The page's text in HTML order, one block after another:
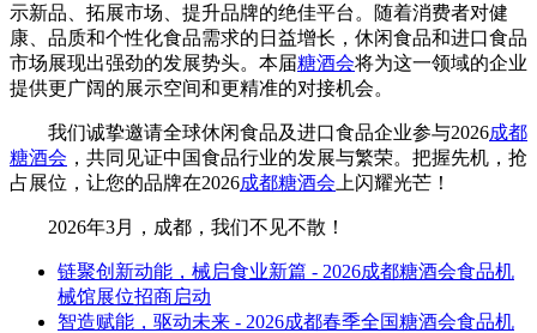
示新品、拓展市场、提升品牌的绝佳平台。随着消费者对健
康、品质和个性化食品需求的日益增长，休闲食品和进口食品
市场展现出强劲的发展势头。本届糖酒会将为这一领域的企业
提供更广阔的展示空间和更精准的对接机会。
我们诚挚邀请全球休闲食品及进口食品企业参与2026成都
糖酒会 ，共同见证中国食品行业的发展与繁荣。把握先机，抢
占展位，让您的品牌在2026成都糖酒会 上闪耀光芒！
2026年3月，成都，我们不见不散！
链聚创新动能，械启食业新篇 - 2026成都糖酒会食品机
械馆展位招商启动
智造赋能，驱动未来 - 2026成都春季全国糖酒会食品机